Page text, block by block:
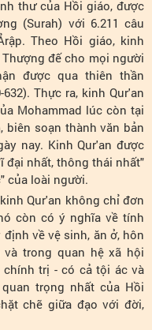
của Hồi giáo, được
(Surah) với 6.211 câu
Theo Hồi giáo, kinh
đế cho mọi người
được qua thiên thần
Thực ra, kinh Qur'an
Mohammad lúc còn tại
biên soạn thành văn bản
nay. Kinh Qur'an được
đại nhất, thông thái nhất"
của loài người.
Qur'an không chỉ đơn
còn có ý nghĩa về tính
về vệ sinh, ăn ở, hôn
trong quan hệ xã hội
chính trị - có cả tội ác và
trọng nhất của Hồi
chẽ giữa đạo với đời,